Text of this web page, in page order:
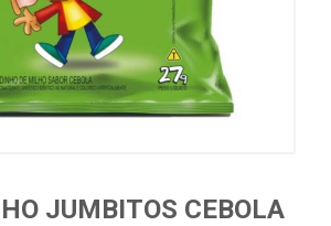
JUMBITOS CEBOLA